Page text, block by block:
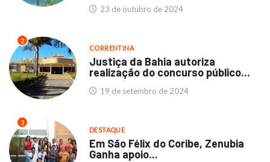
23 de outubro de 2024
2
CORRENTINA
Justiça da Bahia autoriza
realização do concurso público...
19 de setembro de 2024
3
DESTAQUE
Em São Félix do Coribe, Zenubia
Ganha apoio...